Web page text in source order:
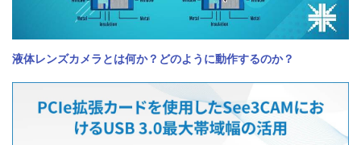
液体レンズカメラとは何か？どのように動作するのか？